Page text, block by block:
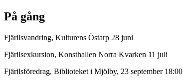
På gång
Fjärilsvandring, Kulturens Östarp 28 juni
Fjärilsexkursion, Konsthallen Norra Kvarken 11 juli
Fjärilsföredrag, Biblioteket i Mjölby, 23 september 18:00